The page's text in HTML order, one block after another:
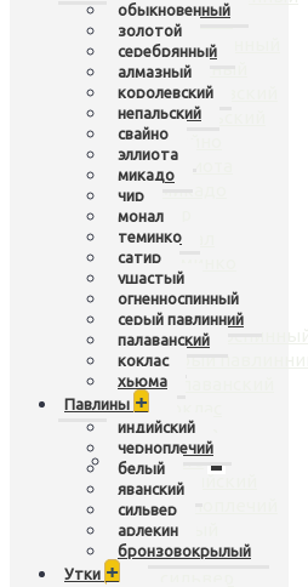
золотой
серебрянный
алмазный
королевский
непальский
свайно
эллиота
микадо
чир
монал
теминко
сатир
ушастый
огненноспинный
серый павлинний
палаванский
хьюма
Павлины
+
индийский
черноплечий
белый
яванский
обыкновенный
золотой
серебрянный
алмазный
королевский
непальский
свайно
эллиота
микадо
чир
монал
теминко
сатир
ушастый
огненноспинный
серый павлинний
палаванский
коклас
хьюма
Павлины +
индийский
черноплечий
белый
яванский
сильвер
арлекин
бронзовокрылый
Утки +